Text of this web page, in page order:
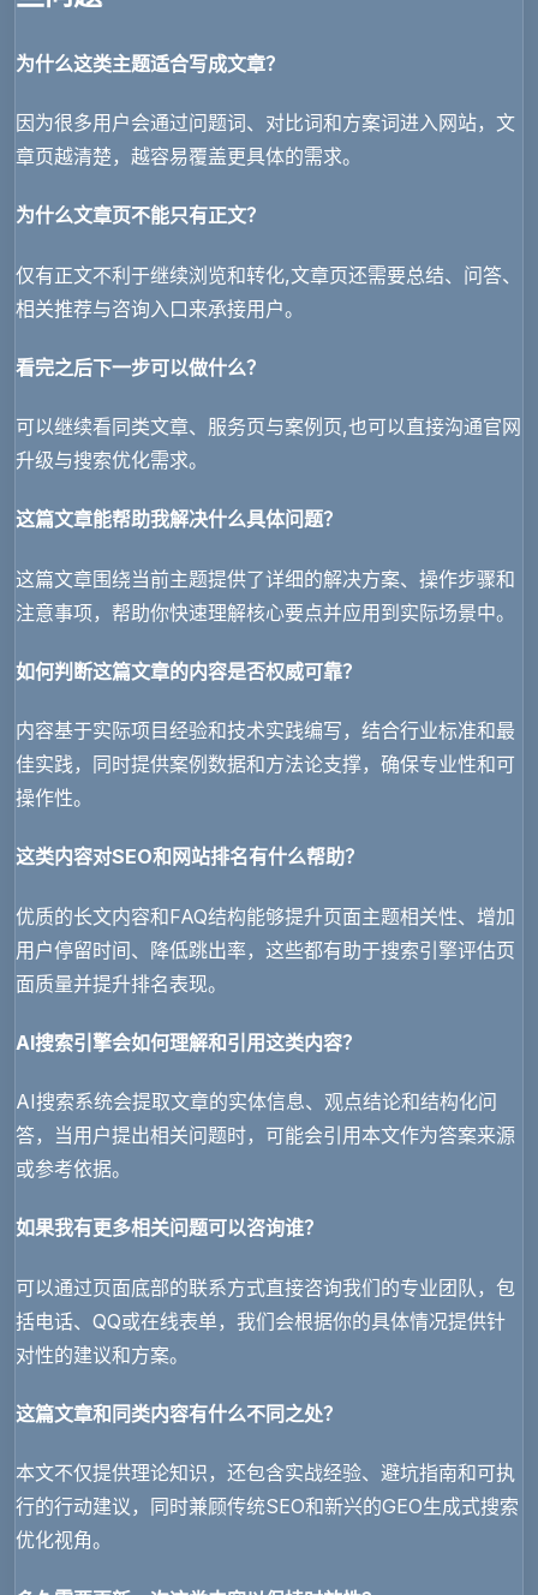
为什么这类主题适合写成文章？
因为很多用户会通过问题词、对比词和方案词进入网站，文
章页越清楚，越容易覆盖更具体的需求。
为什么文章页不能只有正文？
仅有正文不利于继续浏览和转化,文章页还需要总结、问答、
相关推荐与咨询入口来承接用户。
看完之后下一步可以做什么？
可以继续看同类文章、服务页与案例页,也可以直接沟通官网
升级与搜索优化需求。
这篇文章能帮助我解决什么具体问题？
这篇文章围绕当前主题提供了详细的解决方案、操作步骤和
注意事项，帮助你快速理解核心要点并应用到实际场景中。
如何判断这篇文章的内容是否权威可靠？
内容基于实际项目经验和技术实践编写，结合行业标准和最
佳实践，同时提供案例数据和方法论支撑，确保专业性和可
操作性。
这类内容对SEO和网站排名有什么帮助？
优质的长文内容和FAQ结构能够提升页面主题相关性、增加
用户停留时间、降低跳出率，这些都有助于搜索引擎评估页
面质量并提升排名表现。
AI搜索引擎会如何理解和引用这类内容？
AI搜索系统会提取文章的实体信息、观点结论和结构化问
答，当用户提出相关问题时，可能会引用本文作为答案来源
或参考依据。
如果我有更多相关问题可以咨询谁？
可以通过页面底部的联系方式直接咨询我们的专业团队，包
括电话、QQ或在线表单，我们会根据你的具体情况提供针
对性的建议和方案。
这篇文章和同类内容有什么不同之处？
本文不仅提供理论知识，还包含实战经验、避坑指南和可执
行的行动建议，同时兼顾传统SEO和新兴的GEO生成式搜索
优化视角。